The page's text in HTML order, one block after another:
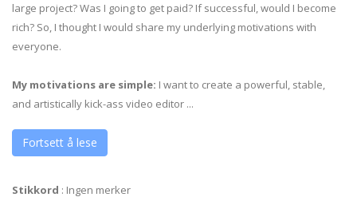
large project? Was I going to get paid? If successful, would I become
rich? So, I thought I would share my underlying motivations with
everyone.
My motivations are simple: I want to create a powerful, stable,
and artistically kick-ass video editor ...
Fortsett å lese
Stikkord : Ingen merker